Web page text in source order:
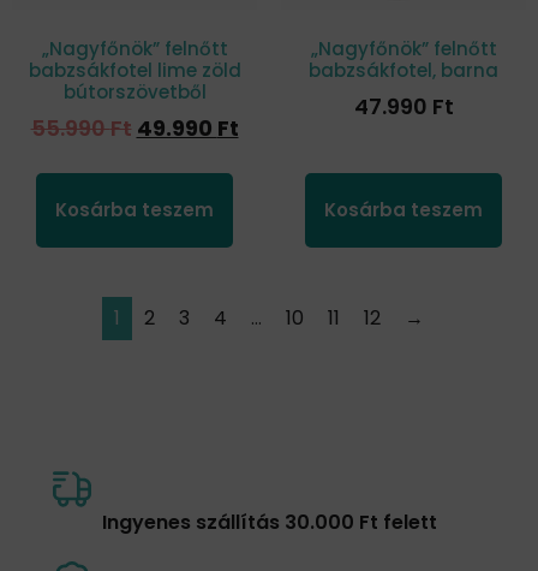
„Nagyfőnök” felnőtt
babzsákfotel lime zöld
bútorszövetből
55.990Ft 49.990 Ft
Kosárba teszem
„Nagyfőnök” felnőtt
babzsákfotel, barna
47.990 Ft
Kosárba teszem
1 2 3 4 … 10 11 12 →
Ingyenes szállítás 30.000 Ft felett